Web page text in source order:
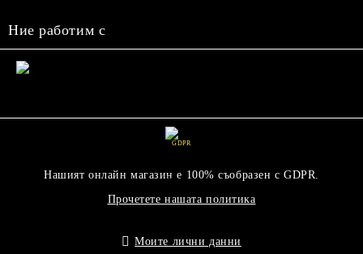
Ние работим с
GDPR
Нашият онлайн магазин е 100% съобразен с GDPR.
Прочетете нашата политика
Моите лични данни